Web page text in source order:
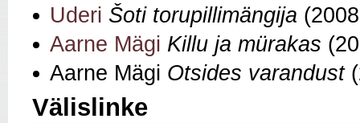
Uderi Šoti torupillimängija
Aarne Mägi Killu ja mürakas
Aarne Mägi Otsides varandust
Välislinke